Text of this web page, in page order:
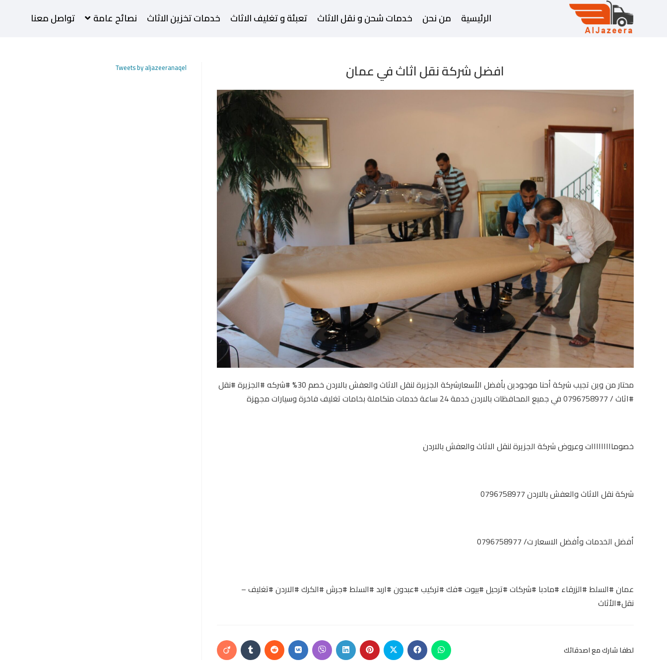
الرئيسية من نحن خدمات شحن و نقل الاثاث تعبئة و تغليف الاثاث خدمات تخزين الاثاث نصائح عامة تواصل معنا
افضل شركة نقل اثاث في عمان
محتار من وين تجيب شركة أحنا موجودين بأفضل الأسعارشركة الجزيرة لنقل الاثاث والعفش بالاردن خصم 30% #شركه #الجزيرة #نقل
#اثاث / 0796758977 في جميع المحافظات بالاردن خدمة 24 ساعة خدمات متكاملة بخامات تغليف فاخرة وسيارات مجهزة
خصومااااااااات وعروض شركة الجزيرة لنقل الاثاث والعفش بالاردن
شركة نقل الاثاث والعفش بالاردن 0796758977
أفضل الخدمات وأفضل الاسعار ت/ 0796758977
عمان #السلط #الزرقاء #مادبا #شركات #ترحيل #بيوت #فك #تركيب #عبدون #اربد #السلط #جرش #الكرك #الاردن #تغليف –
نقل#الأثاث
لطفا شارك مع اصدقائك
Tweets by aljazeeranaqel